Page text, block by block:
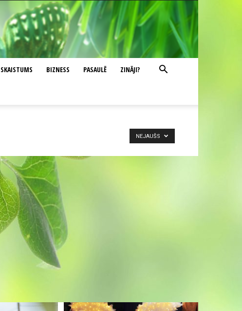
SKAISTUMS BIZNESS PASAULĒ ZINĀJI?
NEJAUŠS